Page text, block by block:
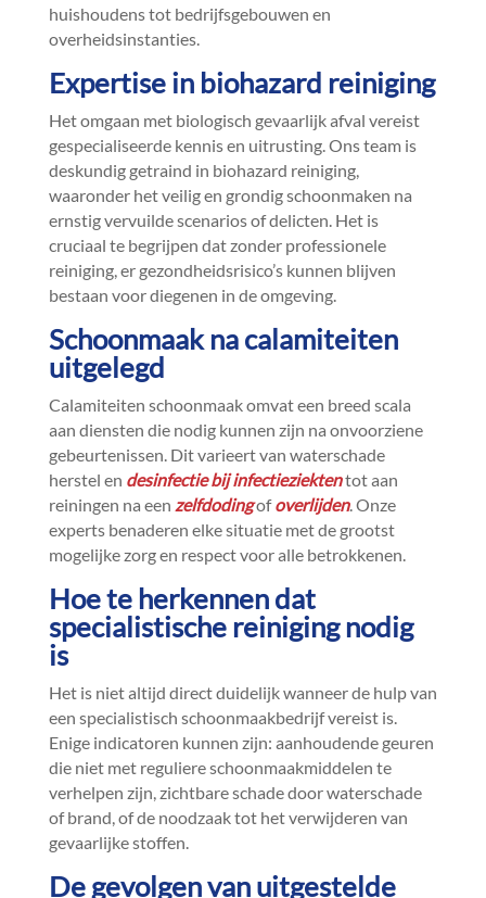
huishoudens tot bedrijfsgebouwen en
overheidsinstanties.​
Expertise in biohazard reiniging
Het omgaan met biologisch gevaarlijk afval vereist
gespecialiseerde kennis en uitrusting.​ Ons team is
deskundig getraind in biohazard reiniging,
waaronder het veilig en grondig schoonmaken na
ernstig vervuilde scenarios of delicten.​ Het is
cruciaal te begrijpen dat zonder professionele
reiniging, er gezondheidsrisico’s kunnen blijven
bestaan voor diegenen in de omgeving.​
Schoonmaak na calamiteiten
uitgelegd
Calamiteiten schoonmaak omvat een breed scala
aan diensten die nodig kunnen zijn na onvoorziene
gebeurtenissen.​ Dit varieert van waterschade
herstel en desinfectie bij infectieziektentot aan
reiningen na een zelfdodingofoverlijden.​ Onze
experts benaderen elke situatie met de grootst
mogelijke zorg en respect voor alle betrokkenen.​
Hoe te herkennen dat
specialistische reiniging nodig
is
Het is niet altijd direct duidelijk wanneer de hulp van
een specialistisch schoonmaakbedrijf vereist is.​
Enige indicatoren kunnen zijn: aanhoudende geuren
die niet met reguliere schoonmaakmiddelen te
verhelpen zijn, zichtbare schade door waterschade
of brand, of de noodzaak tot het verwijderen van
gevaarlijke stoffen.​
De gevolgen van uitgestelde